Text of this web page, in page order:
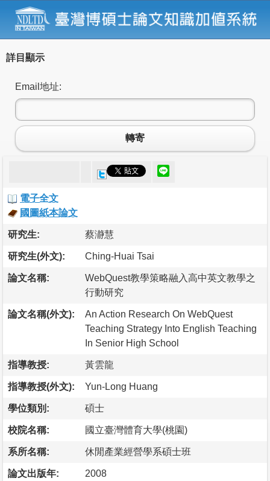
詳目顯示
Email地址:
轉寄
電子全文
國圖紙本論文
研究生: 蔡瀞慧
研究生(外文): Ching-Huai Tsai
論文名稱:
WebQuest教學策略融入高中英文教學之
行動研究
論文名稱(外文):
An Action Research On WebQuest
Teaching Strategy Into English Teaching
In Senior High School
指導教授: 黃雲龍
指導教授(外文): Yun-Long Huang
學位類別: 碩士
校院名稱: 國立臺灣體育大學(桃園)
系所名稱: 休閒產業經營學系碩士班
論文出版年: 2008